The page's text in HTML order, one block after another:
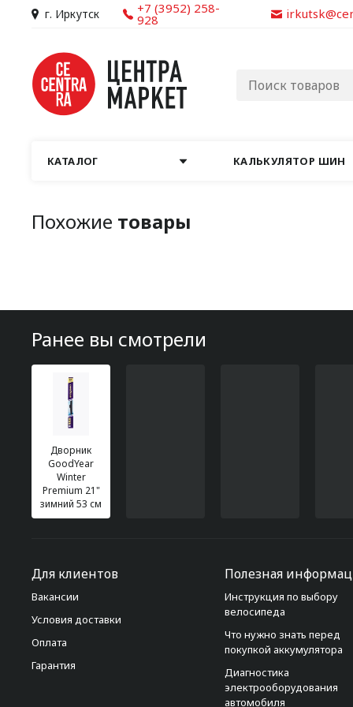
г. Иркутск +7 (3952) 258-
928
КАТАЛОГ КАЛЬКУЛЯТОР ШИН
Похожие товары
Ранее вы смотрели
Дворник
GoodYear
Winter
Premium 21"
зимний 53 см
Для клиентов
Вакансии
Условия доставки
Оплата
Гарантия
Полезная
Инструкция по выбору
велосипеда
Что нужно знать перед
покупкой аккумулятора
Диагностика
электрооборудования
автомобиля